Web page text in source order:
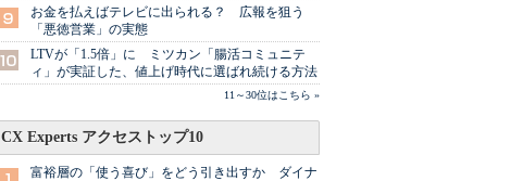
お金を払えばテレビに出られる？ 広報を狙う
「悪徳営業」の実態
LTVが「1.5倍」に ミツカン「腸活コミュニテ
ィ」が実証した、値上げ時代に選ばれ続ける方法
11～30位はこちら »
CX Experts アクセストップ10
富裕層の「使う喜び」をどう引き出すか ダイナ